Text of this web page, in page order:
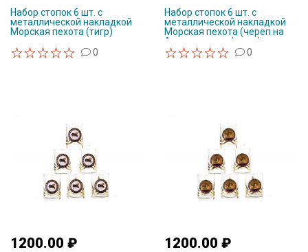
Набор стопок 6 шт. с
металлической накладкой
Морская пехота (тигр)
0
Набор стопок 6 шт. с
металлической накладкой
Морская пехота (череп на
Андреевском флаге)
0
1200.00 ₽ 1200.00 ₽